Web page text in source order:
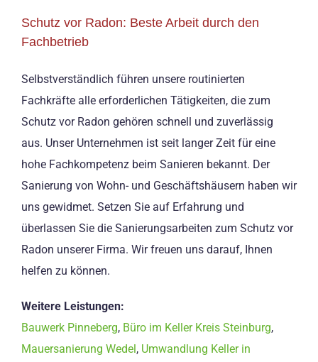
Schutz vor Radon: Beste Arbeit durch den
Fachbetrieb
Selbstverständlich führen unsere routinierten
Fachkräfte alle erforderlichen Tätigkeiten, die zum
Schutz vor Radon gehören schnell und zuverlässig
aus. Unser Unternehmen ist seit langer Zeit für eine
hohe Fachkompetenz beim Sanieren bekannt. Der
Sanierung von Wohn- und Geschäftshäusern haben wir
uns gewidmet. Setzen Sie auf Erfahrung und
überlassen Sie die Sanierungsarbeiten zum Schutz vor
Radon unserer Firma. Wir freuen uns darauf, Ihnen
helfen zu können.
Weitere Leistungen:
Bauwerk Pinneberg, Büro im Keller Kreis Steinburg,
Mauersanierung Wedel, Umwandlung Keller in